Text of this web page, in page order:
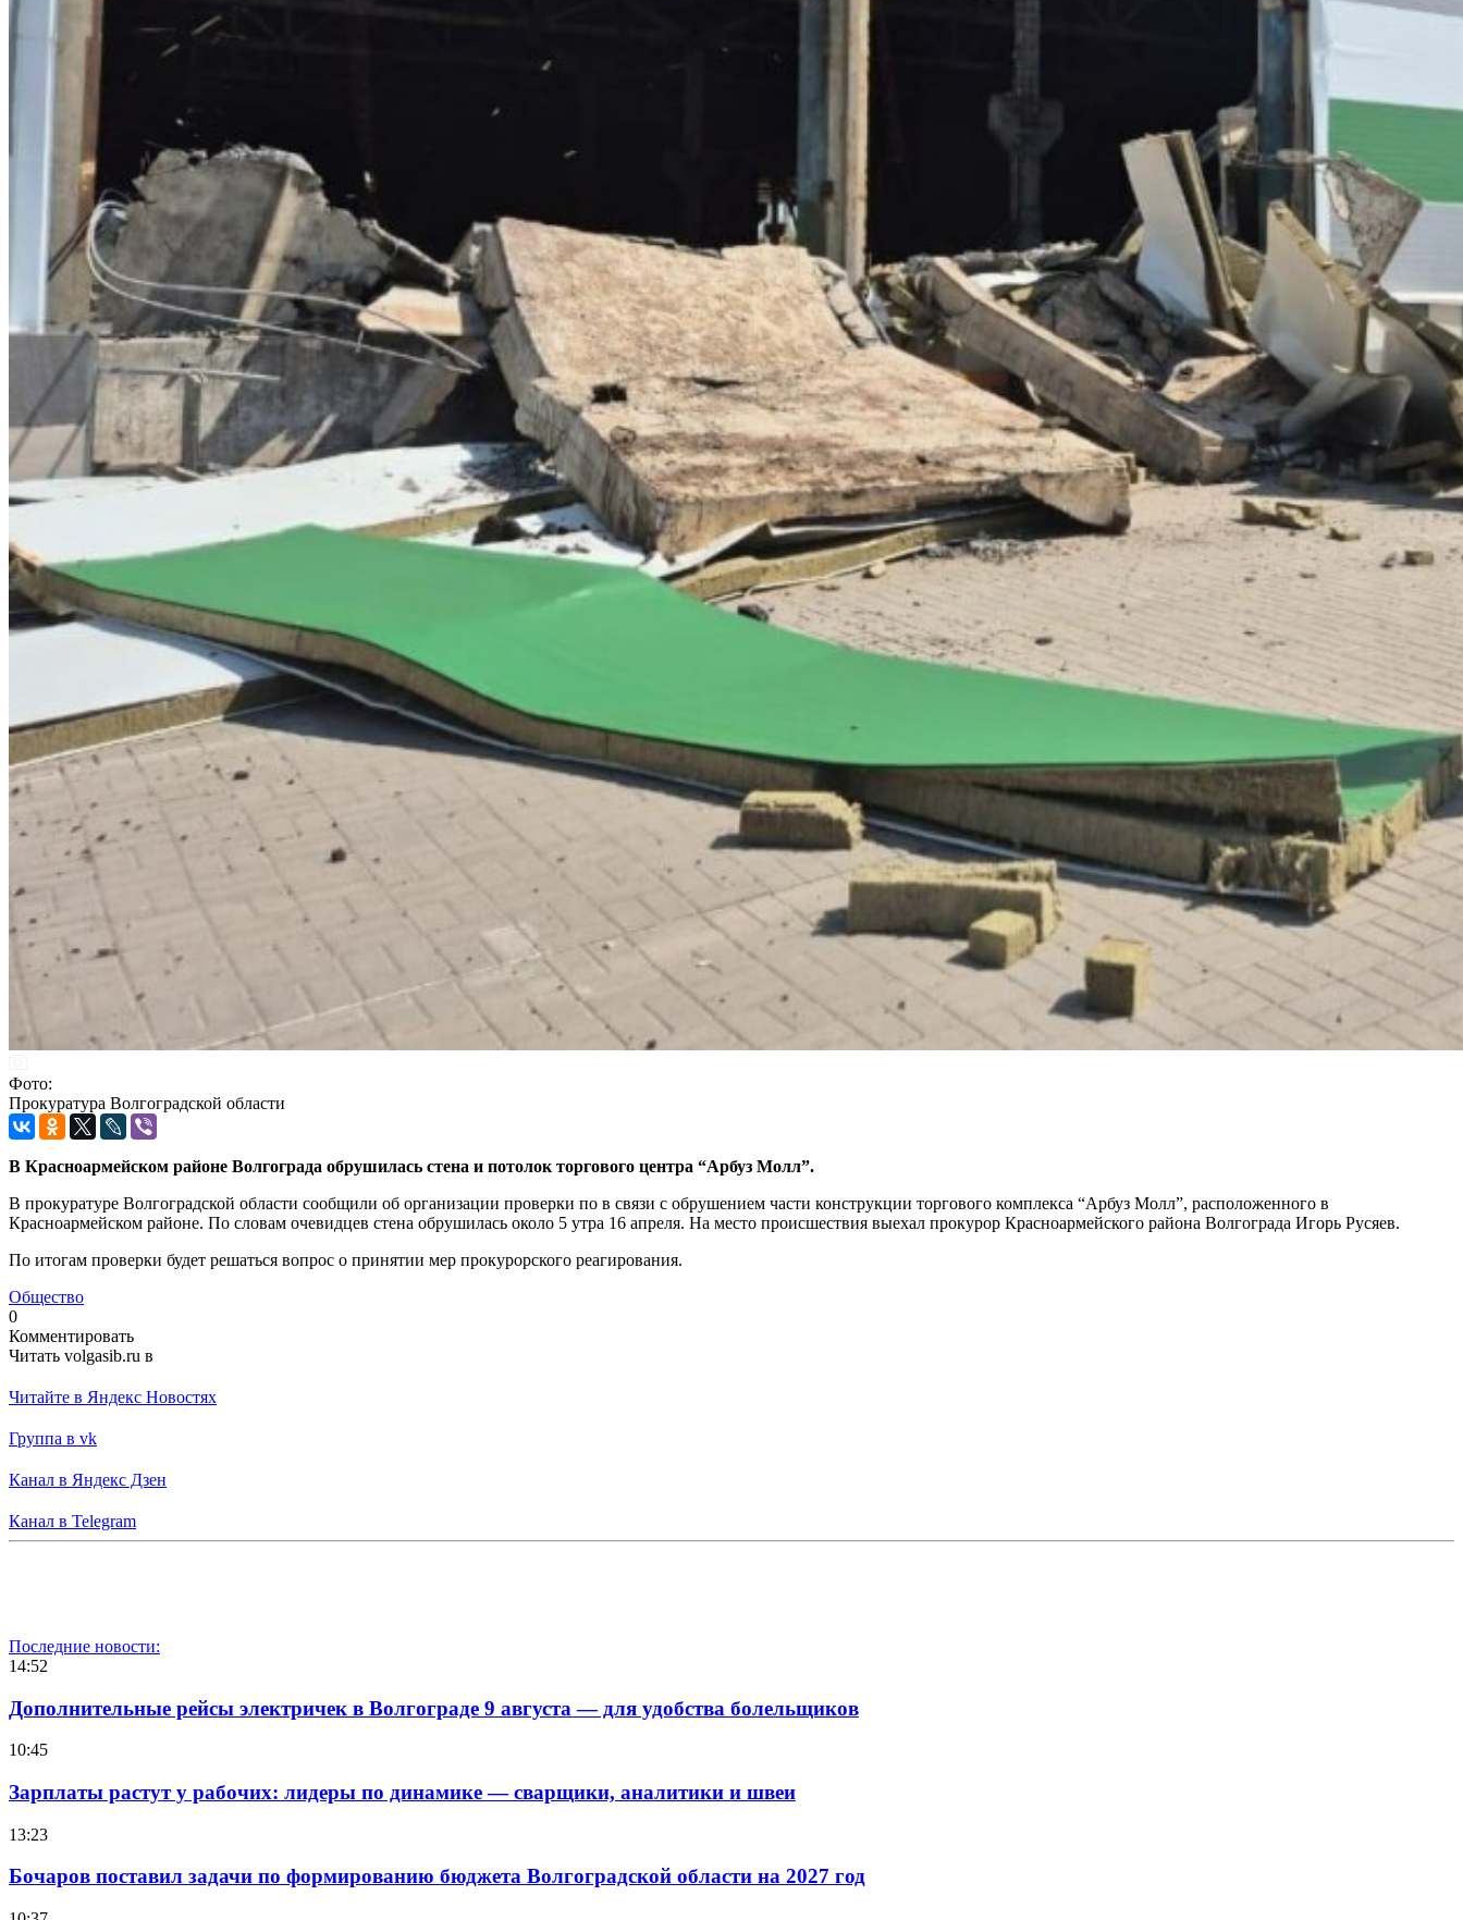
Фото:
Прокуратура Волгоградской области
В Красноармейском районе Волгограда обрушилась стена и потолок торгового центра “Арбуз Молл”.
В прокуратуре Волгоградской области сообщили об организации проверки по в связи с обрушением части конструкции торгового комплекса “Арбуз Молл”, расположенного в
Красноармейском районе. По словам очевидцев стена обрушилась около 5 утра 16 апреля. На место происшествия выехал прокурор Красноармейского района Волгограда Игорь Русяев.
По итогам проверки будет решаться вопрос о принятии мер прокурорского реагирования.
Общество
0
Комментировать
Читать volgasib.ru в
Читайте в Яндекс Новостях
Группа в vk
Канал в Яндекс Дзен
Канал в Telegram
Последние новости:
14:52
Дополнительные рейсы электричек в Волгограде 9 августа — для удобства болельщиков
10:45
Зарплаты растут у рабочих: лидеры по динамике — сварщики, аналитики и швеи
13:23
Бочаров поставил задачи по формированию бюджета Волгоградской области на 2027 год